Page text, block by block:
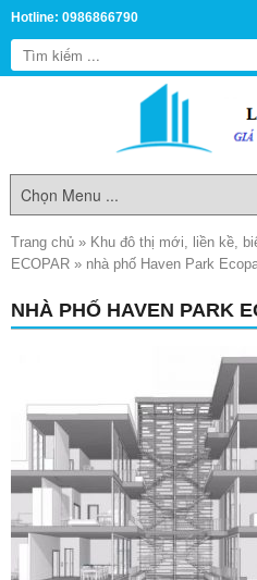
Hotline: 0986866790
Trang chủ » Khu đô thị mới, liền kề,
ECOPAR » nhà phố Haven Park
NHÀ PHỐ HAVEN PARK